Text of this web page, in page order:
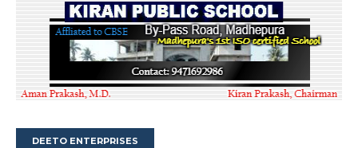
DEETO ENTERPRISES